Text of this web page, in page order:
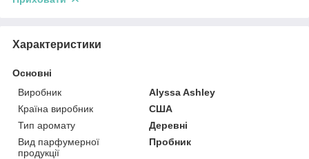
Характеристики
Основні
Виробник
Alyssa Ashley
Країна виробник
США
Тип аромату
Деревні
Вид парфумерної
продукції
Пробник